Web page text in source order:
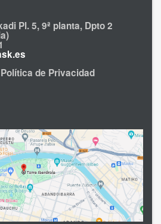
Pl. 5, 9ª planta, Dpto 2
de Privacidad